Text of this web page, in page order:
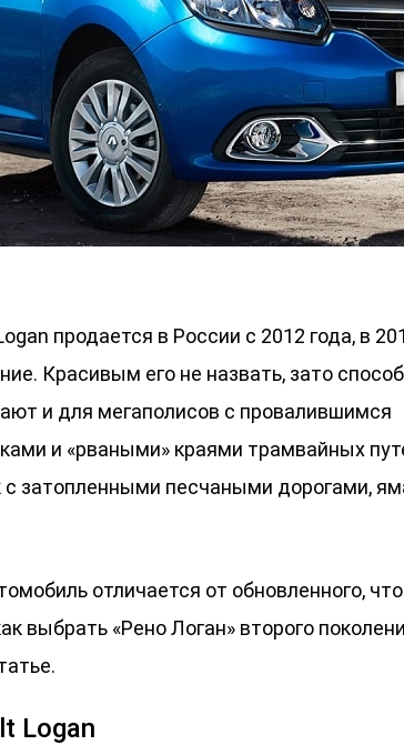
продается в России с 2012 года, в
Красивым его не назвать, зато
и для мегаполисов с провалившимся
и «рваными» краями трамвайных
затопленными песчаными дорогами,
отличается от обновленного, что
выбрать «Рено Логан» второго
Logan